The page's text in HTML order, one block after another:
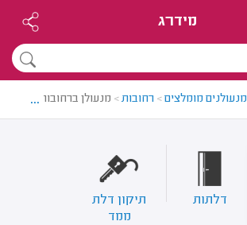
מידרג
מנעולנים מומלצים> רחובות> מנעולן ברחובות ...
דלתות
תיקון דלת
ממד